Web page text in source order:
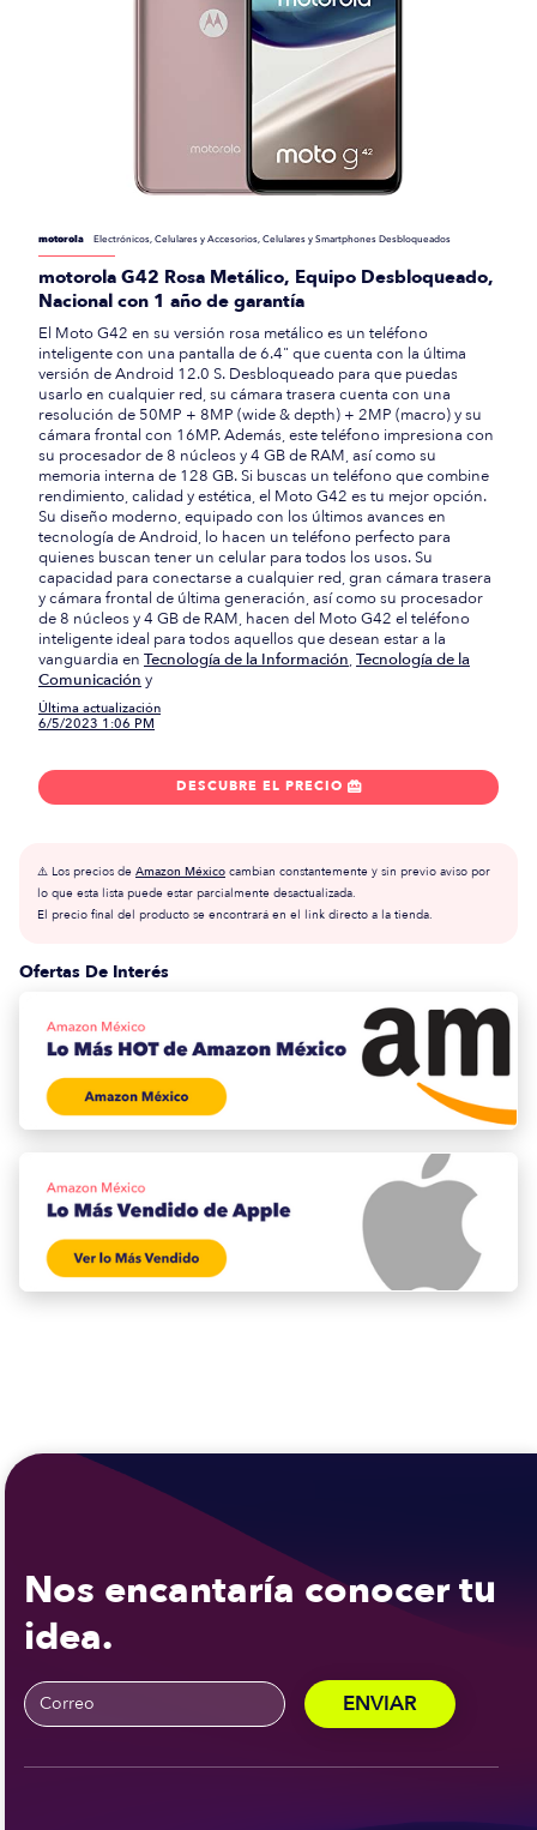
motorola Electrónicos, Celulares y Accesorios, Celulares y Smartphones Desbloqueados
motorola G42 Rosa Metálico, Equipo Desbloqueado,
Nacional con 1 año de garantía
El Moto G42 en su versión rosa metálico es un teléfono
inteligente con una pantalla de 6.4" que cuenta con la última
versión de Android 12.0 S. Desbloqueado para que puedas
usarlo en cualquier red, su cámara trasera cuenta con una
resolución de 50MP + 8MP (wide & depth) + 2MP (macro) y su
cámara frontal con 16MP. Además, este teléfono impresiona con
su procesador de 8 núcleos y 4 GB de RAM, así como su
memoria interna de 128 GB. Si buscas un teléfono que combine
rendimiento, calidad y estética, el Moto G42 es tu mejor opción.
Su diseño moderno, equipado con los últimos avances en
tecnología de Android, lo hacen un teléfono perfecto para
quienes buscan tener un celular para todos los usos. Su
capacidad para conectarse a cualquier red, gran cámara trasera
y cámara frontal de última generación, así como su procesador
de 8 núcleos y 4 GB de RAM, hacen del Moto G42 el teléfono
inteligente ideal para todos aquellos que desean estar a la
vanguardia en Tecnología de la Información,Tecnología de la
Comunicación y
Última actualización
6/5/2023 1:06 PM
DESCUBRE EL PRECIO 
⚠️ Los precios de Amazon México cambian constantemente y sin previo aviso por
lo que esta lista puede estar parcialmente desactualizada.
El precio final del producto se encontrará en el link directo a la tienda.
Ofertas De Interés
Nos encantaría conocer tu
idea.